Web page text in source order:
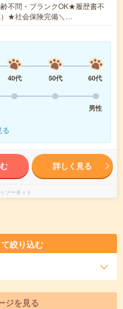
不問・ブランクOK★履歴書不
）★社会保険完備＼…
40代 50代
60代
男性
る
詳しく見る
ソーネット
絞り込む
ジを見る